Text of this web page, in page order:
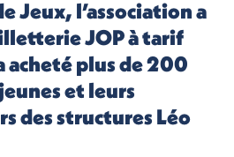
Jeux, l’association a
JOP à tarif
plus de 200
et leurs
des structures Léo